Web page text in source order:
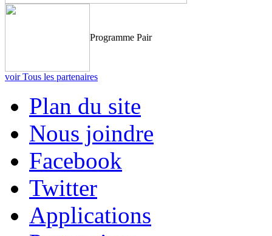
Programme Pair
voir Tous les partenaires
Plan du site
Nous joindre
Facebook
Twitter
Applications